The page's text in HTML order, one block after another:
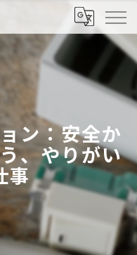
ン：安全か
、やりがい
事